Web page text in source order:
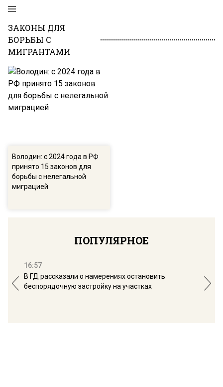
ЗАКОНЫ ДЛЯ
БОРЬБЫ С
МИГРАНТАМИ
Володин: с 2024 года в РФ
принято 15 законов для
борьбы с нелегальной
миграцией
ПОПУЛЯРНОЕ
16:57
В ГД рассказали о намерениях остановить
беспорядочную застройку на участках